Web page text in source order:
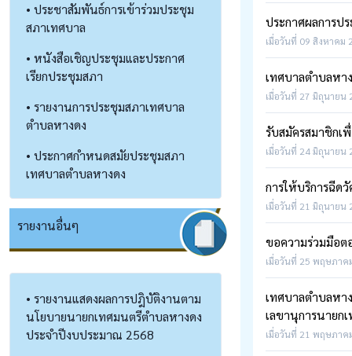
• ประชาสัมพันธ์การเข้าร่วมประชุม
สภาเทศบาล
• หนังสือเชิญประชุมและประกาศ
เรียกประชุมสภา
• รายงานการประชุมสภาเทศบาล
ตำบลหางดง
• ประกาศกำหนดสมัยประชุมสภา
เทศบาลตำบลหางดง
รายงานอื่นๆ
• รายงานแสดงผลการปฎิบัติงานตาม
นโยบายนายกเทศมนตรีตำบลหางดง
ประจำปีงบประมาณ 2568
ประกาศผลการป
เมื่อวันที่ 09 สิงหาคม
เทศบาลตำบลห
เมื่อวันที่ 27 มิถุนายน
รับสมัครสมาชิกเ
เมื่อวันที่ 24 มิถุนายน
การให้บริการฉี
เมื่อวันที่ 21 มิถุนายน
ขอความร่วมมือต
เมื่อวันที่ 25 พฤษภาค
เทศบาลตำบลหา
เลขานุการนายก
เมื่อวันที่ 21 พฤษภาค